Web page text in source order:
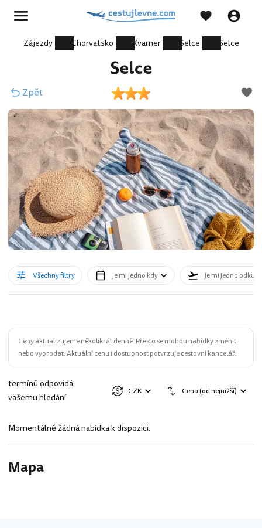
Zájezdy Chorvatsko Kvarner Selce Selce
Selce
Zpět
Všechny filtry Je mi jedno kdy Je mi jedno odkud
Ceny aktualizujeme několikrát denně. Přesto se mohou nabídky změnit
nebo vyprodat. Aktuální cenu i dostupnost potvrzuje cestovní kancelář.
termínů odpovídá
vašemu hledání
CZK Cena (od nejnižší)
Momentálně žádná nabídka k dispozici.
Mapa